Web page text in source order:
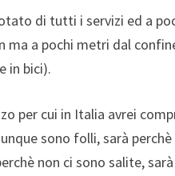
di tutti i servizi ed a
a pochi metri dal
in bici).
per cui in Italia avrei
sono folli, sarà
non ci sono salite,